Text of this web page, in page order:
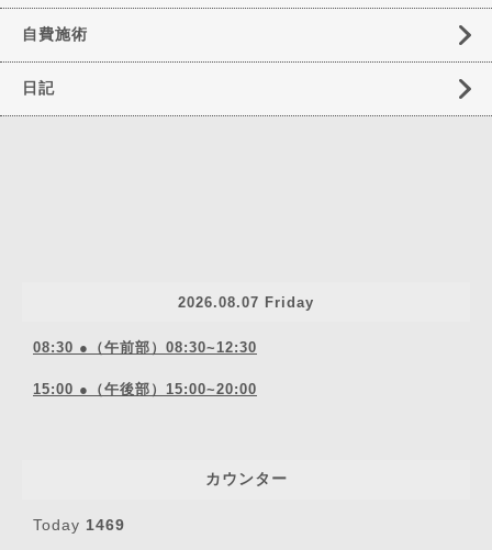
自費施術
日記
2026.08.07 Friday
08:30 ●（午前部）08:30~12:30
15:00 ●（午後部）15:00~20:00
カウンター
Today 1469